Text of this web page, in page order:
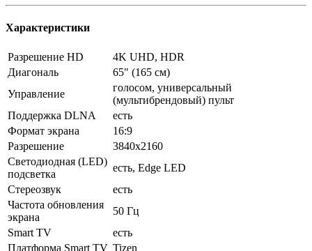
Характеристики
Разрешение HD
4K UHD, HDR
Диагональ
65" (165 см)
Управление
голосом, универсальный
(мультибрендовый) пульт
Поддержка DLNA
есть
Формат экрана
16:9
Разрешение
3840x2160
Светодиодная (LED)
подсветка
есть, Edge LED
Стереозвук
есть
Частота обновления
экрана
50 Гц
Smart TV
есть
Платформа Smart TV Tizen